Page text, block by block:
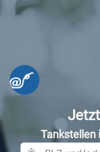
Tankstellen